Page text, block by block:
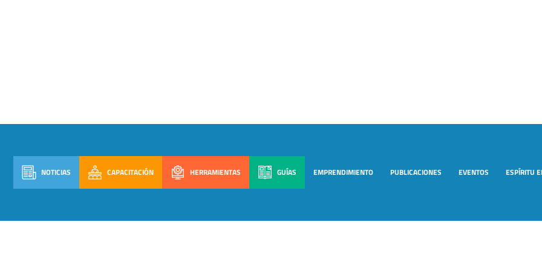
NOTICIAS CAPACITACIÓN HERRAMIENTAS GUÍAS EMPRENDIMIENTO PUBLICACIONES EVENTOS ESPÍRITU